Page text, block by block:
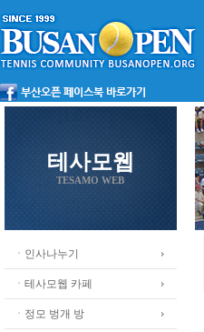
테사모웹
TESAMO WEB
ㆍ인사나누기
ㆍ테사모웹 카페
ㆍ정모 벙개 방